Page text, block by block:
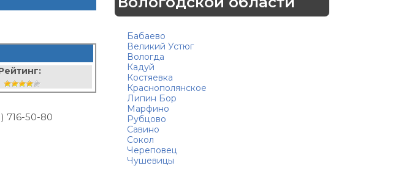
716-50-80
Бабаево
Великий Устюг
Вологда
Кадуй
Костяевка
Краснополянское
Липин Бор
Марфино
Рубцово
Савино
Сокол
Череповец
Чушевицы